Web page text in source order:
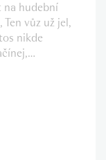
na hudební
vůz už jel,
nikde